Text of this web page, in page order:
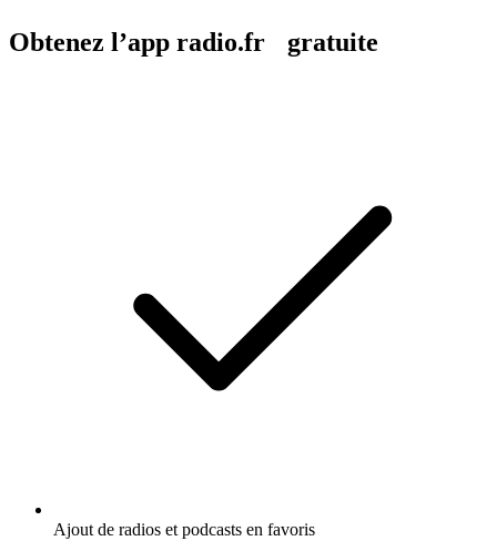
Obtenez l’app radio.fr gratuite
Ajout de radios et podcasts en favoris